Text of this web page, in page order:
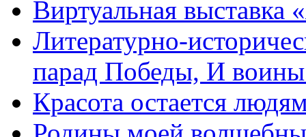
Виртуальная
Литературно-
парад Победы, И
Красота остается